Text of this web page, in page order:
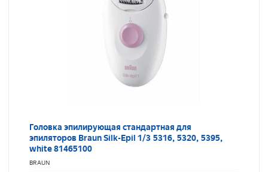
Головка эпилирующая стандартная для
эпиляторов Braun Silk-Epil 1/3 5316, 5320, 5395,
white 81465100
BRAUN